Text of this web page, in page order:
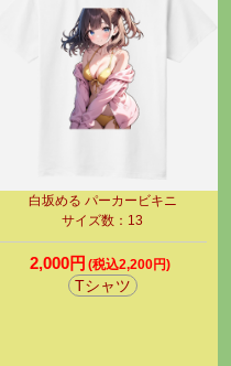
白坂める パーカービキニ
サイズ数：13
2,000円 (税込2,200円)
Tシャツ